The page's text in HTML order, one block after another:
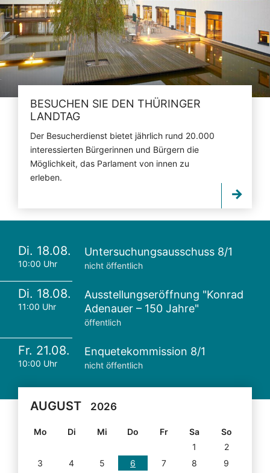
BESUCHEN SIE DEN THÜRINGER
LANDTAG
Der Besucherdienst bietet jährlich rund 20.000
interessierten Bürgerinnen und Bürgern die
Möglichkeit, das Parlament von innen zu
erleben.
Di. 18.08.
10:00 Uhr
Untersuchungsausschuss 8/1
nicht öffentlich
Di. 18.08.
11:00 Uhr
Ausstellungseröffnung "Konrad
Adenauer – 150 Jahre"
öffentlich
Fr. 21.08.
10:00 Uhr
Enquetekommission 8/1
nicht öffentlich
AUGUST 2026
Mo Di Mi Do Fr Sa
So
1
2
3
4 5 6 7 8
9